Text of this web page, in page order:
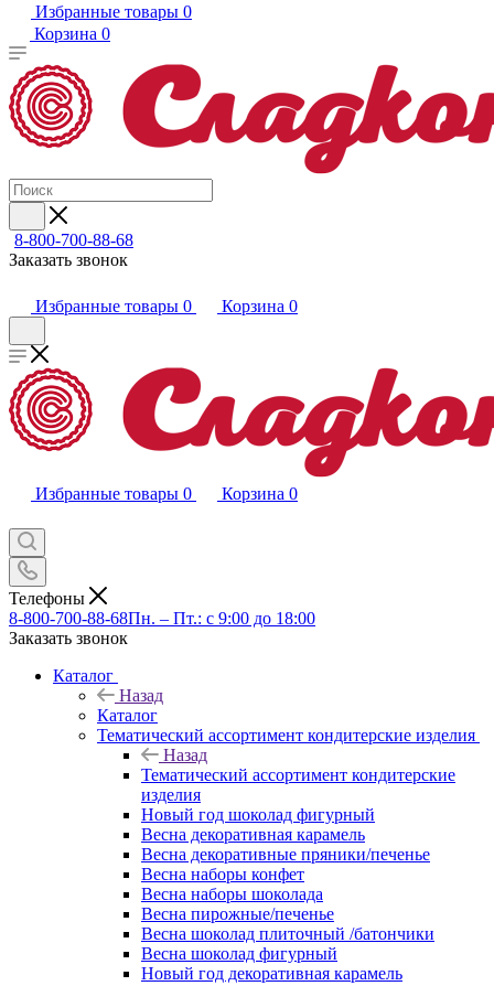
Избранные товары 0
Корзина 0
8-800-700-88-68
Заказать звонок
Избранные товары 0 Корзина 0
Избранные товары 0 Корзина 0
Телефоны
8-800-700-88-68Пн. – Пт.: с 9:00 до 18:00
Заказать звонок
Каталог
Назад
Каталог
Тематический ассортимент кондитерские изделия
Назад
Тематический ассортимент кондитерские
изделия
Новый год шоколад фигурный
Весна декоративная карамель
Весна декоративные пряники/печенье
Весна наборы конфет
Весна наборы шоколада
Весна пирожные/печенье
Весна шоколад плиточный /батончики
Весна шоколад фигурный
Новый год декоративная карамель